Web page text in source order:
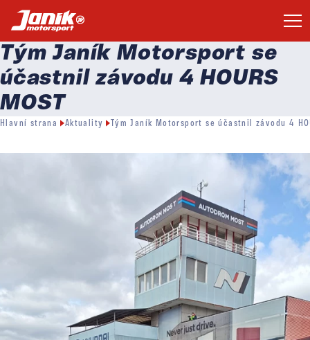
Tým Janík Motorsport se
účastnil závodu 4 HOURS
MOST
Hlavní strana Aktuality Tým Janík Motorsport se účastnil závodu 4